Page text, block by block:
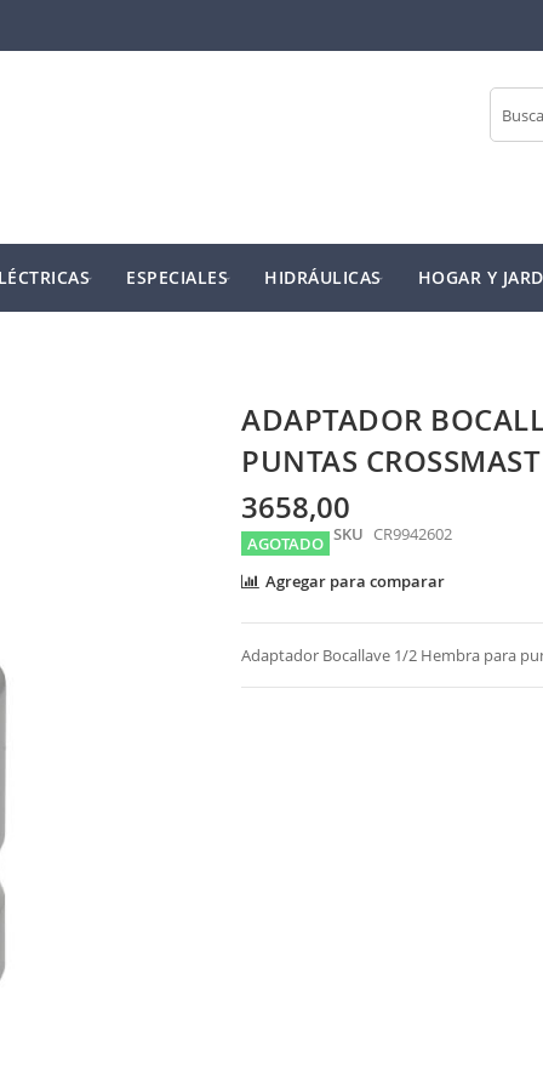
Buscar
ESPECIALES HIDRÁULICAS HOGAR Y
ADAPTADOR
PUNTAS
3658,00
AGOTADO SKU CR9942602
Agregar para comparar
Adaptador Bocallave 1/2 Hembra para